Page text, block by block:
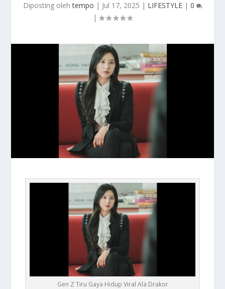
Diposting olehtempo | Jul 17, 2025 | LIFESTYLE| 0
|
Gen Z Tiru Gaya Hidup Viral Ala Drakor